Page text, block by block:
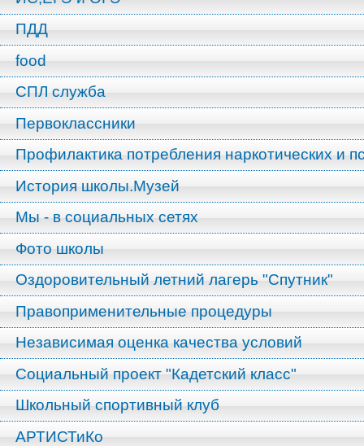
ПДД
food
СПЛ служба
Первоклассники
Профилактика потребления наркотических и
История школы.Музей
Мы - в социальных сетях
Фото школы
Оздоровительный летний лагерь "Спутник"
Правоприменительные процедуры
Независимая оценка качества условий
Социальный проект "Кадетский класс"
Школьный спортивный клуб
АРТИСТиКо